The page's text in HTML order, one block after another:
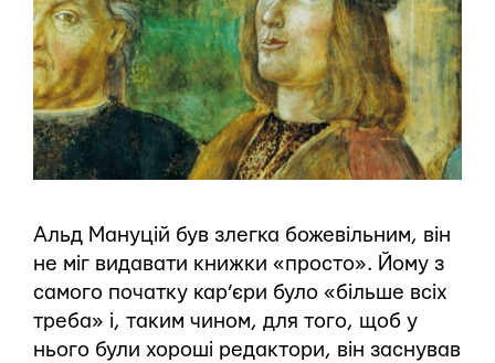
Альд Мануцій був злегка божевільним, він
не міг видавати книжки «просто». Йому з
самого початку кар’єри було «більше всіх
треба» і, таким чином, для того, щоб у
нього були хороші редактори, він заснував